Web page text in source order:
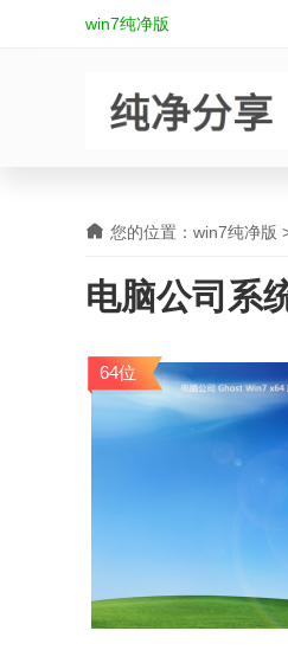
win7纯净版
您的位置： win7纯净版
电脑公司系
64位